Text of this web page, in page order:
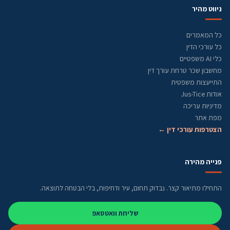
ניווט מהיר
כל המאמרים
כל עורכי הדין
כלי AI משפטיים
מחשבון שכר טרחת עורך דין
התייעצות משפטית
אודות Jus-Tice
מדיניות עריכה
מפת אתר
הצטרפות עורכי דין ←
פנייה מהירה
התחילו מתיאור קצר. נבדוק תחום, עיר ודחיפות, בלי הבטחה לתוצאה.
שליחת וואטסאפ